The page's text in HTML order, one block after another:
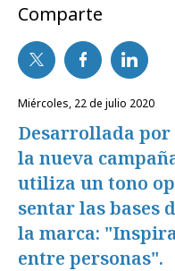
Comparte
miércoles, 22 de julio 2020
Desarrollada por
la nueva
utiliza un tono
sentar las bases
la marca:
entre personas".